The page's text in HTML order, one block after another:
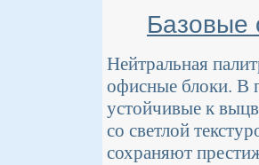
Базовые
Нейтральная
офисные блоки. В
устойчивые к
со светлой
сохраняют